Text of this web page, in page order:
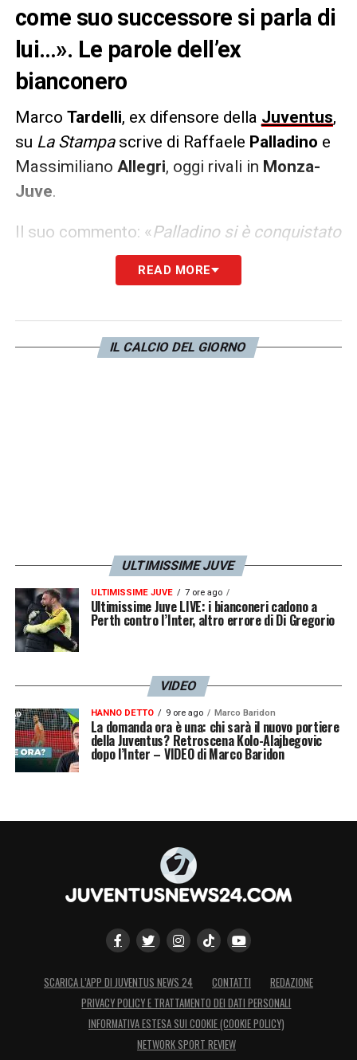
come suo successore si parla di
lui…». Le parole dell’ex
bianconero
Marco Tardelli, ex difensore della Juventus,
su La Stampascrive di Raffaele Palladino e
Massimiliano Allegri, oggi rivali in Monza-
Juve.
Il suo commento: «Palladino si è conquistato
subito una grande credibilità e i suoi
giocatori si sono messi a disposizione. Ha
brillante e offensivo, mettendo in difficoltà le
molla, da buon toscano. Allenatori nella
filosofia calcistica, il bianconero punta più
sul singolo, mentre per Palladino il collettivo
è determinante. Caratterialmente molto
diversi, ma una cosa in comune ce l’hanno,
entrambi sono stati scelti dalla coppia
Berlusconi-Galliani. Allegri arrivò al Milan nel
2010 e subito vince lo scudetto e nei tre anni
che rimase come allenatore dei rossoneri ha
sempre superato i gironi di Champions. Il
potrebbe lasciare la squadra bianconero
anche in caso di vittoria dello scudetto,
chissà. Ancora ieri John Elkann, con le sue
parole, ha elogiato il lavoro di Allegri e
READ MORE
IL CALCIO DEL GIORNO
ULTIMISSIME JUVE
ULTIMISSIME JUVE 7 ore ago
Ultimissime Juve LIVE: i bianconeri cadono a
Perth contro l’Inter, altro errore di Di Gregorio
VIDEO
HANNO DETTO 9 ore ago Marco Baridon
La domanda ora è una: chi sarà il nuovo portiere
della Juventus? Retroscena Kolo-Alajbegovic
dopo l’Inter – VIDEO di Marco Baridon
SCARICA L’APP DI JUVENTUS NEWS 24 CONTATTI
REDAZIONE
PRIVACY POLICY E TRATTAMENTO DEI DATI PERSONALI
INFORMATIVA ESTESA SUI COOKIE (COOKIE POLICY)
NETWORK SPORT REVIEW